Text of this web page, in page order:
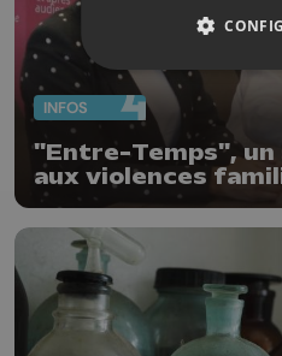
INFOS
"Entre-Temps", un
aux violences
Justice